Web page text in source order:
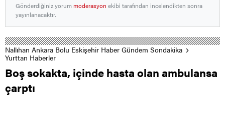
Gönderdiğiniz yorummoderasyon ekibi tarafından incelendikten sonra
yayınlanacaktır.
Nallıhan Ankara Bolu Eskişehir Haber Gündem Sondakika
Yurttan Haberler
Boş sokakta, içinde hasta olan ambulansa
çarptı